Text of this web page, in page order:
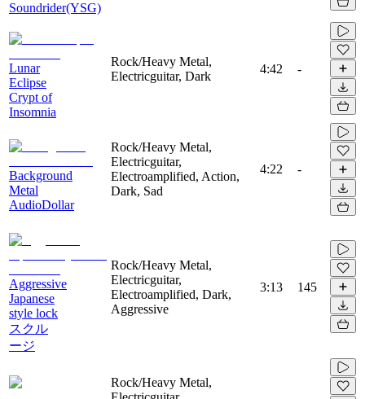
Soundrider(YSG)
Lunar
Eclipse
Crypt of
Insomnia
Rock/Heavy Metal,
Electricguitar, Dark
4:42 -
Background
Metal
AudioDollar
Rock/Heavy Metal,
Electricguitar,
Electroamplified, Action,
Dark, Sad
4:22 -
Aggressive
Japanese
style lock
スクル
ージ
Rock/Heavy Metal,
Electricguitar,
Electroamplified, Dark,
Aggressive
3:13 145
Rock/Heavy Metal,